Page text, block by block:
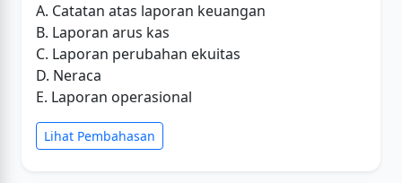
A. Catatan atas laporan keuangan
B. Laporan arus kas
C. Laporan perubahan ekuitas
D. Neraca
E. Laporan operasional
Lihat Pembahasan